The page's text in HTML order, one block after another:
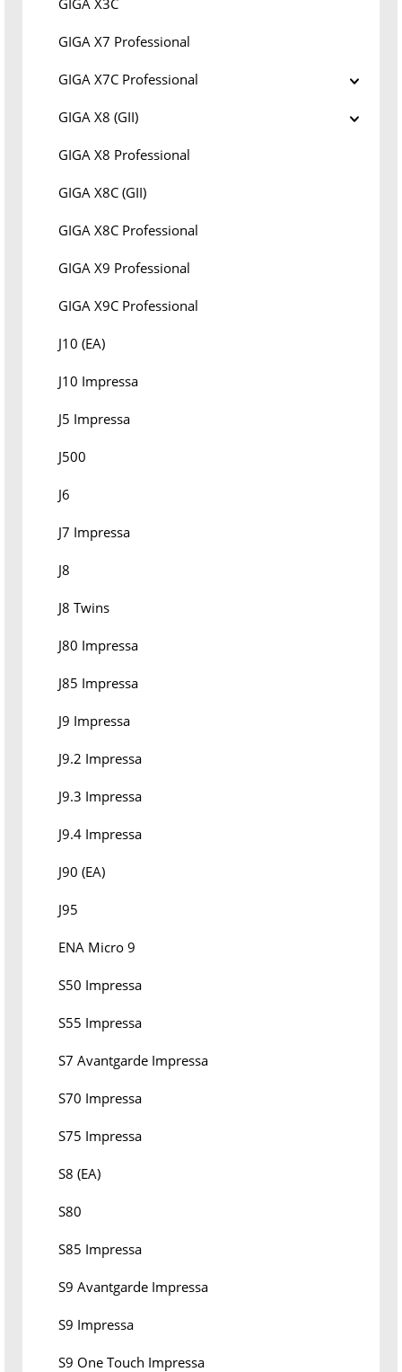
GIGA X3C
GIGA X7 Professional
GIGA X7C Professional
GIGA X8 (GII)
GIGA X8 Professional
GIGA X8C (GII)
GIGA X8C Professional
GIGA X9 Professional
GIGA X9C Professional
J10 (EA)
J10 Impressa
J5 Impressa
J500
J6
J7 Impressa
J8
J8 Twins
J80 Impressa
J85 Impressa
J9 Impressa
J9.2 Impressa
J9.3 Impressa
J9.4 Impressa
J90 (EA)
J95
ENA Micro 9
S50 Impressa
S55 Impressa
S7 Avantgarde Impressa
S70 Impressa
S75 Impressa
S8 (EA)
S80
S85 Impressa
S9 Avantgarde Impressa
S9 Impressa
S9 One Touch Impressa